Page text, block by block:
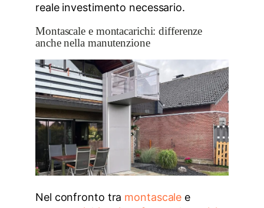
reale investimento necessario.
Montascale e montacarichi: differenze
anche nella manutenzione
Nel confronto tra montascale e